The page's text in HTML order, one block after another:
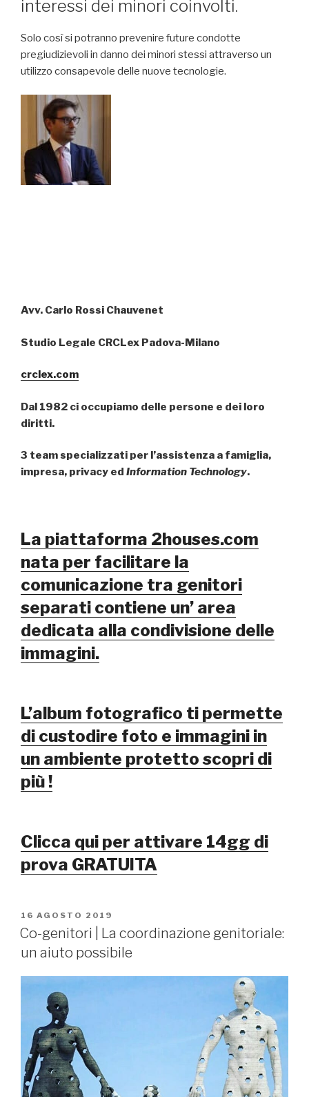
interessi dei minori coinvolti.
Solo così si potranno prevenire future condotte
pregiudizievoli in danno dei minori stessi attraverso un
utilizzo consapevole delle nuove tecnologie.
Avv. Carlo Rossi Chauvenet
Studio Legale CRCLex Padova-Milano
crclex.com
Dal 1982 ci occupiamo delle persone e dei loro
diritti.
3 team specializzati per l’assistenza a famiglia,
impresa, privacy ed Information Technology.
La piattaforma 2houses.com
nata per facilitare la
comunicazione tra genitori
separati contiene un’ area
dedicata alla condivisione delle
immagini.
L’album fotografico ti permette
di custodire foto e immagini in
un ambiente protetto scopri di
più !
Clicca qui per attivare 14gg di
prova GRATUITA
PUBBLICATO
IL
16 AGOSTO 2019
Co-genitori | La coordinazione genitoriale:
un aiuto possibile